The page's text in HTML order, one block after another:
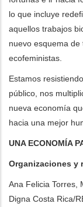
lo que incluye
aquellos trabajos
nuevo esquema
ecofeministas.
Estamos
público, nos
nueva economía
hacia una mejor
UNA ECONOMÍA
Organizaciones y
Ana Felicia Torres,
Digna Costa Rica/